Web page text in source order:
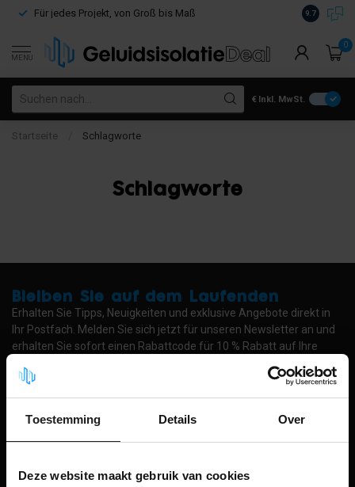
Toestemming Details Over
Deze website maakt gebruik van cookies
Für jedes Projekt, von Groß bis Maß
€100
9.7
MENU
0
€ Inkl. MwSt.
Startseite Schlagworte
Schlagworte
Haben Sie eine Frage zu einem unserer Produkte oder suchen Sie
Bleiben Sie auf dem Laufenden
Erhalten Sie Tipps, Neuigkeiten und exklusive Angebote direkt in
Ihr Postfach. Melden Sie sich jetzt für unseren Newsletter an und
erhalten Sie sofort einen Rabattcode für 10 % Rabatt auf Ihre